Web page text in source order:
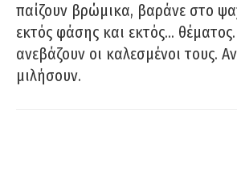
παίζουν βρώμικα, βαράνε στο
εκτός φάσης και εκτός…
ανεβάζουν οι καλεσμένοι τους.
μιλήσουν.